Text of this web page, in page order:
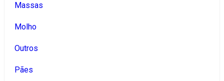
Massas
Molho
Outros
Pães